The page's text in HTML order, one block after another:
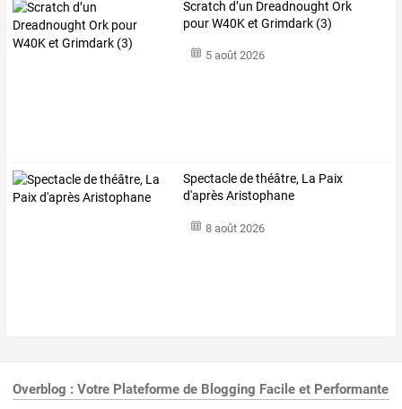
Scratch d’un Dreadnought Ork
pour W40K et Grimdark (3)
5 août 2026
Spectacle de théâtre, La Paix
d'après Aristophane
8 août 2026
Overblog : Votre Plateforme de Blogging Facile et Performante